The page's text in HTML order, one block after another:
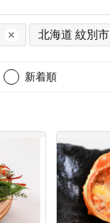
北海道 紋別市
新着順